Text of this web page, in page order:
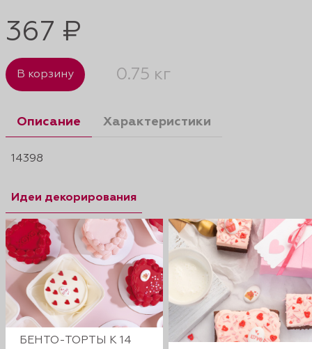
367 ₽
В корзину 0.75 кг
Описание Характеристики
14398
Идеи декорирования
БЕНТО-ТОРТЫ К 14